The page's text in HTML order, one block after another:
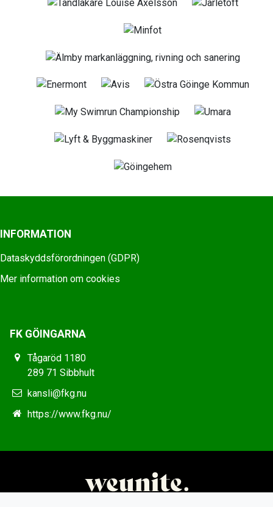
INFORMATION
Dataskyddsförordningen (GDPR)
Mer information om cookies
FK GÖINGARNA
Tågaröd 1180
289 71 Sibbhult
kansli@fkg.nu
https://www.fkg.nu/